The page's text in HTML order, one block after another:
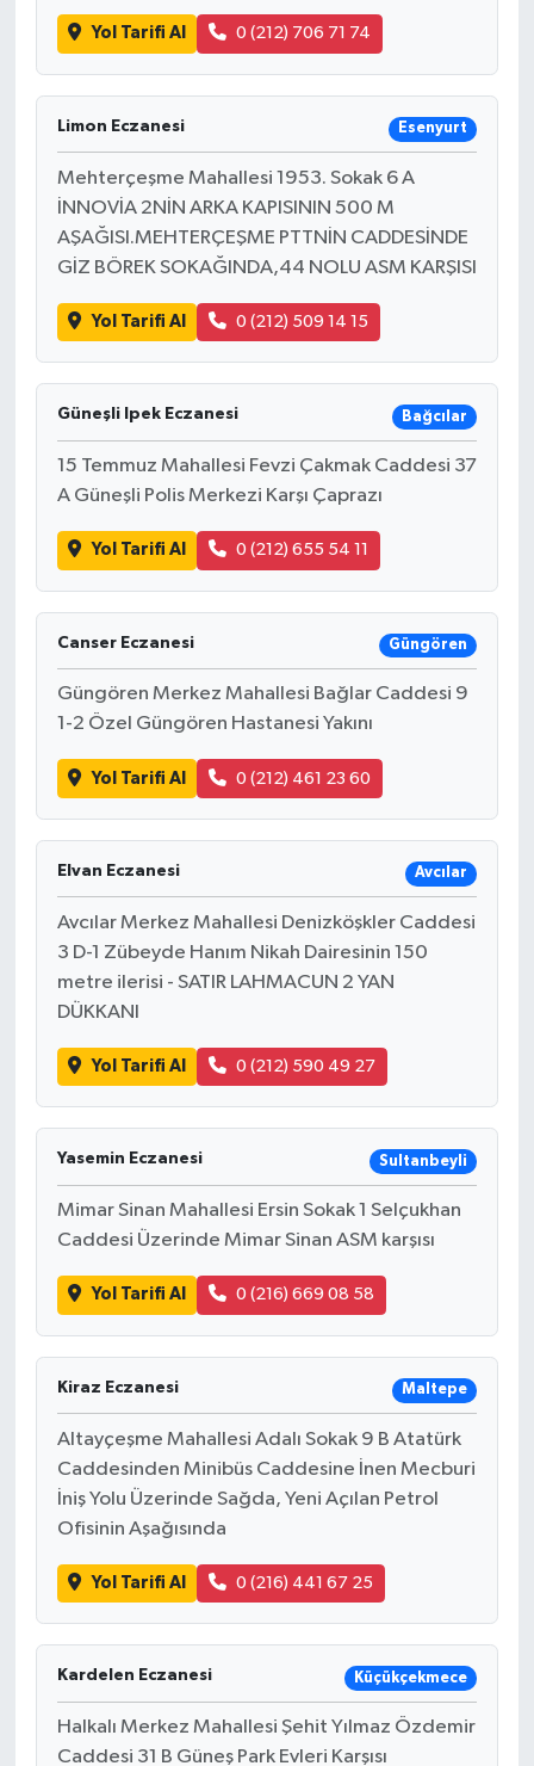
Yol Tarifi Al 0 (212) 706 71 74
Limon Eczanesi Esenyurt
Mehterçeşme Mahallesi 1953. Sokak 6 A
İNNOVİA 2NİN ARKA KAPISININ 500 M
AŞAĞISI.MEHTERÇEŞME PTTNİN CADDESİNDE
GİZ BÖREK SOKAĞINDA,44 NOLU ASM KARŞISI
Yol Tarifi Al 0 (212) 509 14 15
Güneşli Ipek Eczanesi Bağcılar
15 Temmuz Mahallesi Fevzi Çakmak Caddesi 37
A Güneşli Polis Merkezi Karşı Çaprazı
Yol Tarifi Al 0 (212) 655 54 11
Canser Eczanesi Güngören
Güngören Merkez Mahallesi Bağlar Caddesi 9
1-2 Özel Güngören Hastanesi Yakını
Yol Tarifi Al 0 (212) 461 23 60
Elvan Eczanesi Avcılar
Avcılar Merkez Mahallesi Denizköşkler Caddesi
3 D-1 Zübeyde Hanım Nikah Dairesinin 150
metre ilerisi - SATIR LAHMACUN 2 YAN
DÜKKANI
Yol Tarifi Al 0 (212) 590 49 27
Yasemin Eczanesi Sultanbeyli
Mimar Sinan Mahallesi Ersin Sokak 1 Selçukhan
Caddesi Üzerinde Mimar Sinan ASM karşısı
Yol Tarifi Al 0 (216) 669 08 58
Kiraz Eczanesi Maltepe
Altayçeşme Mahallesi Adalı Sokak 9 B Atatürk
Caddesinden Minibüs Caddesine İnen Mecburi
İniş Yolu Üzerinde Sağda, Yeni Açılan Petrol
Ofisinin Aşağısında
Yol Tarifi Al 0 (216) 441 67 25
Kardelen Eczanesi Küçükçekmece
Halkalı Merkez Mahallesi Şehit Yılmaz Özdemir
Caddesi 31 B Güneş Park Evleri Karşısı